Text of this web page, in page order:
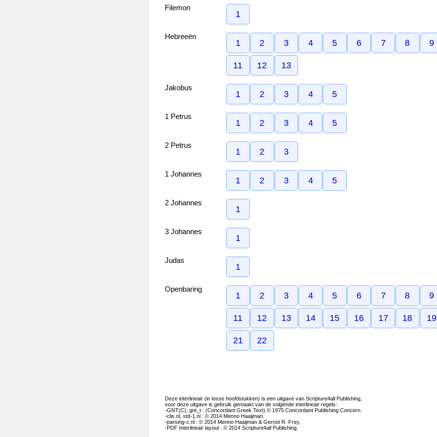
Filemon
1
Hebreeën
1 2 3 4 5 6 7 8 9
11 12 13
Jakobus
1 2 3 4 5
1 Petrus
1 2 3 4 5
2 Petrus
1 2 3
1 Johannes
1 2 3 4 5
2 Johannes
1
3 Johannes
1
Judas
1
Openbaring
1 2 3 4 5 6 7 8 9
11 12 13 14 15 16 17 18 19
21 22
Deze interlineair (in losse hoofdstukken) is een uitgave van Scripture4all Publishing,
voor deze uitgave is gebruik gemaakt van de volgende interlineair regels:
-GNT(C), gnt_t : (Concordant Greek Text) © 1975 Concordant Publishing Concern.
-clis.nl, std-1.nl : © 2014 Menno Haaijman.
-parsing-c.nl : © 2014 Menno Haaijman & Gernot R. Frey.
-PDF Interlineair layout : © 2014 Scripture4all Publishing.